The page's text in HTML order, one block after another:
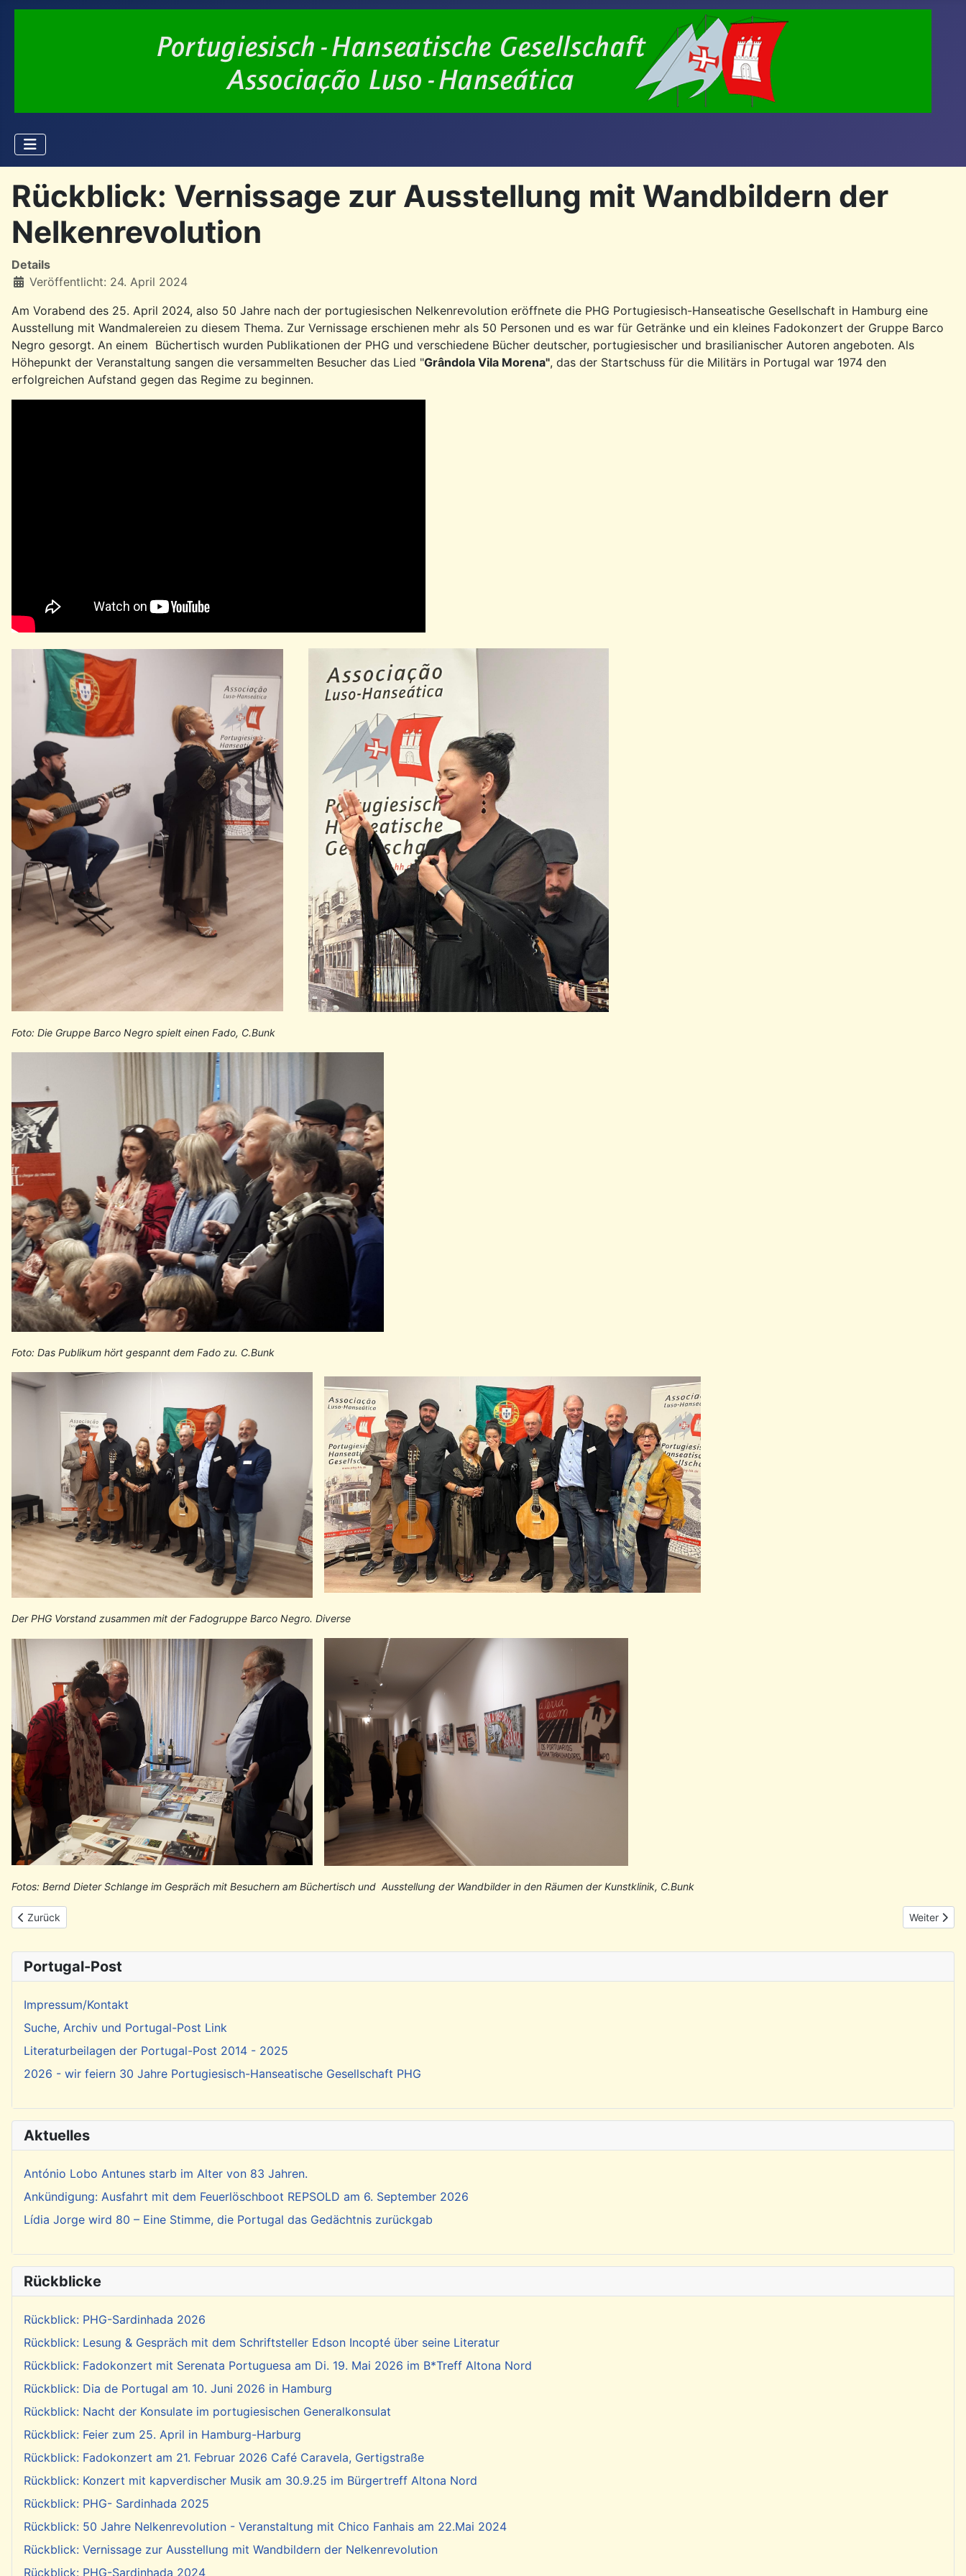
Rückblick: Vernissage zur Ausstellung mit Wandbildern der
Nelkenrevolution
Details
Veröffentlicht: 24. April 2024
Am Vorabend des 25. April 2024, also 50 Jahre nach der portugiesischen Nelkenrevolution eröffnete die PHG Portugiesisch-Hanseatische Gesellschaft in Hamburg eine
Ausstellung mit Wandmalereien zu diesem Thema. Zur Vernissage erschienen mehr als 50 Personen und es war für Getränke und ein kleines Fadokonzert der Gruppe Barco
Negro gesorgt. An einem Büchertisch wurden Publikationen der PHG und verschiedene Bücher deutscher, portugiesischer und brasilianischer Autoren angeboten. Als
Höhepunkt der Veranstaltung sangen die versammelten Besucher das Lied "Grândola Vila Morena", das der Startschuss für die Militärs in Portugal war 1974 den
erfolgreichen Aufstand gegen das Regime zu beginnen.
Foto: Die Gruppe Barco Negro spielt einen Fado, C.Bunk
Foto: Das Publikum hört gespannt dem Fado zu. C.Bunk
Der PHG Vorstand zusammen mit der Fadogruppe Barco Negro. Diverse
Fotos: Bernd Dieter Schlange im Gespräch mit Besuchern am Büchertisch und Ausstellung der Wandbilder in den Räumen der Kunstklinik, C.Bunk
Vorheriger Beitrag: Rückblick: 50 Jahre Nelkenrevolution - Veranstaltung mit Chico Fanhais am 22.Mai 2024
Zurück Nächster
Weiter
Portugal-Post
Impressum/Kontakt
Suche, Archiv und Portugal-Post Link
Literaturbeilagen der Portugal-Post 2014 - 2025
2026 - wir feiern 30 Jahre Portugiesisch-Hanseatische Gesellschaft PHG
Aktuelles
António Lobo Antunes starb im Alter von 83 Jahren.
Ankündigung: Ausfahrt mit dem Feuerlöschboot REPSOLD am 6. September 2026
Lídia Jorge wird 80 – Eine Stimme, die Portugal das Gedächtnis zurückgab
Rückblicke
Rückblick: PHG-Sardinhada 2026
Rückblick: Lesung & Gespräch mit dem Schriftsteller Edson Incopté über seine Literatur
Rückblick: Fadokonzert mit Serenata Portuguesa am Di. 19. Mai 2026 im B*Treff Altona Nord
Rückblick: Dia de Portugal am 10. Juni 2026 in Hamburg
Rückblick: Nacht der Konsulate im portugiesischen Generalkonsulat
Rückblick: Feier zum 25. April in Hamburg-Harburg
Rückblick: Fadokonzert am 21. Februar 2026 Café Caravela, Gertigstraße
Rückblick: Konzert mit kapverdischer Musik am 30.9.25 im Bürgertreff Altona Nord
Rückblick: PHG- Sardinhada 2025
Rückblick: 50 Jahre Nelkenrevolution - Veranstaltung mit Chico Fanhais am 22.Mai 2024
Rückblick: Vernissage zur Ausstellung mit Wandbildern der Nelkenrevolution
Rückblick: PHG-Sardinhada 2024